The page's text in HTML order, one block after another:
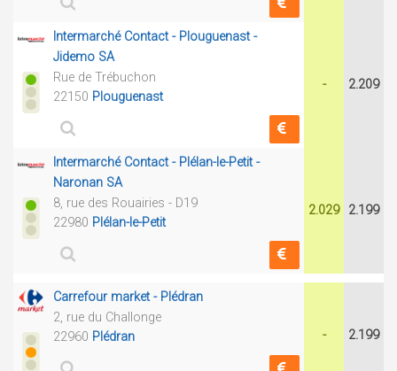
Intermarché Contact - Plouguenast -
Jidemo SA
Rue de Trébuchon
22150 Plouguenast
- 2.209
Intermarché Contact - Plélan-le-Petit -
Naronan SA
8, rue des Rouairies - D19
22980 Plélan-le-Petit
2.029 2.199
Carrefour market - Plédran
2, rue du Challonge
22960 Plédran - 2.199